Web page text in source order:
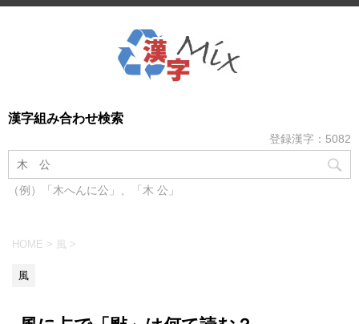
漢字組み合わせ検索
登録漢字：5082
（例）「木へんに公」、「木 公」
HOME > 風 >
風